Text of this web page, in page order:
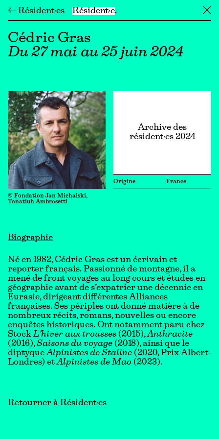
← Résident·es Résident·e ╳
Cédric Gras
Du 27 mai au 25 juin 2024
© Fondation Jan Michalski,
Tonatiuh Ambrosetti
Archive des
résident·es 2024
Origine France
Biographie
Né en 1982, Cédric Gras est un écrivain et
reporter français. Passionné de montagne, il a
mené de front voyages au long cours et études en
géographie avant de s’expatrier une décennie en
Eurasie, dirigeant différentes Alliances
françaises. Ses périples ont donné matière à de
nombreux récits, romans, nouvelles ou encore
enquêtes historiques. Ont notamment paru chez
Stock L’hiver aux trousses (2015),Anthracite
(2016),Saisons du voyage (2018), ainsi que le
diptyqueAlpinistes de Staline (2020, Prix Albert-
Londres) etAlpinistes de Mao (2023).
Retourner à Résident·es